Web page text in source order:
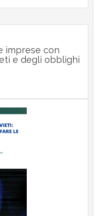
imprese con
e degli obblighi